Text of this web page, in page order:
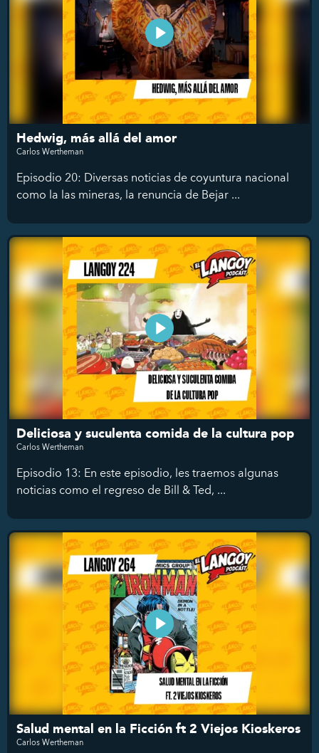
Hedwig, más allá del amor
Carlos Wertheman
Episodio 20: Diversas noticias de coyuntura nacional
como la las mineras, la renuncia de Bejar ...
Deliciosa y suculenta comida de la cultura pop
Carlos Wertheman
Episodio 13: En este episodio, les traemos algunas
noticias como el regreso de Bill & Ted, ...
Salud mental en la Ficción ft 2 Viejos Kioskeros
Carlos Wertheman